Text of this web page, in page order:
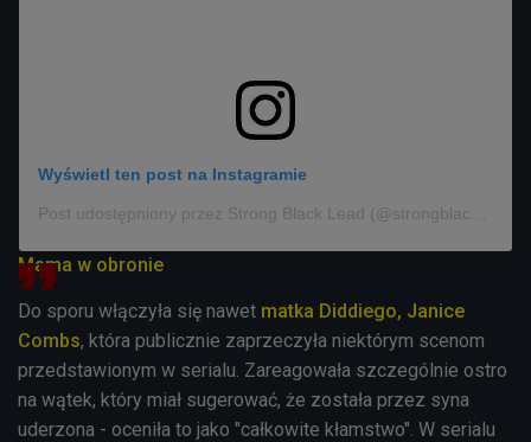
Wyświetl ten post na Instagramie
Mama w obronie
Do sporu włączyła się nawet matka Diddiego, Janice
Combs, która publicznie zaprzeczyła niektórym scenom
przedstawionym w serialu. Zareagowała szczególnie ostro
na wątek, który miał sugerować, że została przez syna
uderzona - oceniła to jako "całkowite kłamstwo". W serialu